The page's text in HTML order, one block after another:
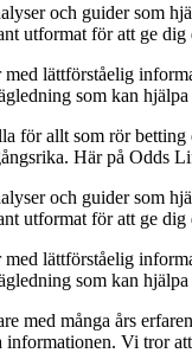
och guider som
utformat för att ge
lättförståelig
som kan
allt som rör betting
Här på Odds
och guider som
utformat för att ge
lättförståelig
som kan
med många års
informationen. Vi tror